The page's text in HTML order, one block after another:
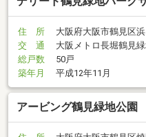
住 所
大阪府大阪市鶴見区
交 通
大阪メトロ長堀鶴見
総戸数
50戸
築年月
平成12年11月
アービング鶴見緑地公園